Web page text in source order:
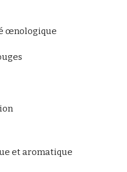
œnologique
et aromatique